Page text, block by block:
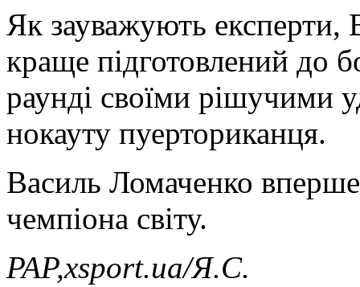
Як зауважують експерти,
краще підготовлений до
раунді своїми рішучими
нокауту пуерториканця.
Василь Ломаченко вперше
чемпіона світу.
PAP,xsport.ua/Я.С.